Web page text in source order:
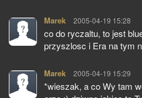
Marek pisze:
2005-04-19 15:28
co do ryczaltu, to jest
przyszlosc i Era na tym
Marek pisze:
2005-04-19 15:29
*wieszak, a co Wy tam